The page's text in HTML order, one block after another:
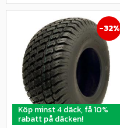
Köp minst 4 däck, få 10%
rabatt på däcken!
32%